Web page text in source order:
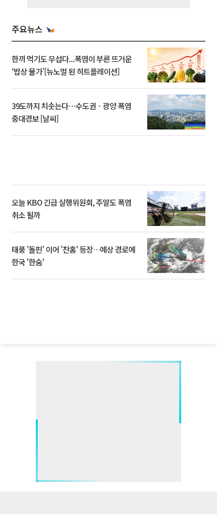
주요뉴스
한끼 먹기도 무섭다...폭염이 부른 뜨거운
‘밥상 물가’[뉴노멀 된 히트플레이션]
39도까지 치솟는다⋯수도권ㆍ광양 폭염
중대경보 [날씨]
오늘 KBO 긴급 실행위원회, 주말도 폭염
취소 될까
태풍 '돌핀' 이어 '찬홈' 등장…예상 경로에
한국 '한숨'